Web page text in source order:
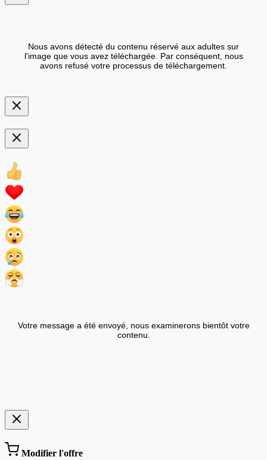
Nous avons détecté du contenu réservé aux adultes sur
l'image que vous avez téléchargée. Par conséquent, nous
avons refusé votre processus de téléchargement.
Votre message a été envoyé, nous examinerons bientôt votre
contenu.
Modifier l'offre